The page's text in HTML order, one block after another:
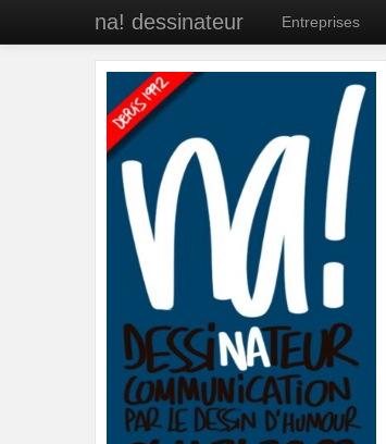
na! dessinateur Entreprises